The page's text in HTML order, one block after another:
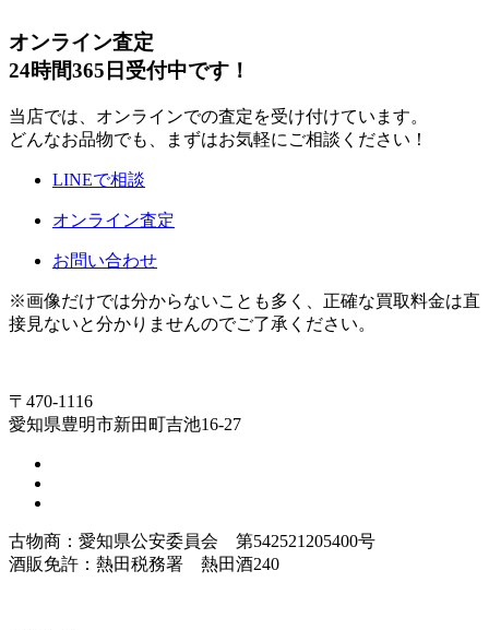
オンライン査定
24時間365日受付中です！
当店では、オンラインでの査定を受け付けています。
どんなお品物でも、まずはお気軽にご相談ください！
LINEで相談
オンライン査定
お問い合わせ
※画像だけでは分からないことも多く、正確な買取料金は直
接見ないと分かりませんのでご了承ください。
〒470-1116
愛知県豊明市新田町吉池16-27
古物商：愛知県公安委員会 第542521205400号
酒販免許：熱田税務署 熱田酒240